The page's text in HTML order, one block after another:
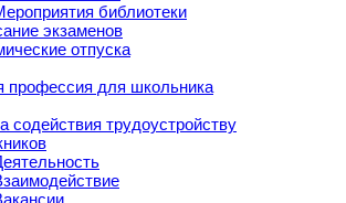
библиотеки
экзаменов
отпуска
профессия для школьника
содействия трудоустройству